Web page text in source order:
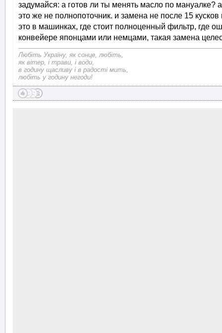
задумайся: а готов ли ты менять масло по мануалке?
это же не полнопоточник. и замена не после 15
это в машинках, где стоит полноценный фильтр, где
конвейере японцами или немцами, такая замена
Любіть Україну, як сонце, любіть,
як вітер, і трави, і води,
в годину щасливу і в радості мить,
любіть у годину негоди!